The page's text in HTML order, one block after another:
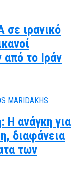
σε ιρανικό
το Ιράν
Η ανάγκη για
διαφάνεια
των